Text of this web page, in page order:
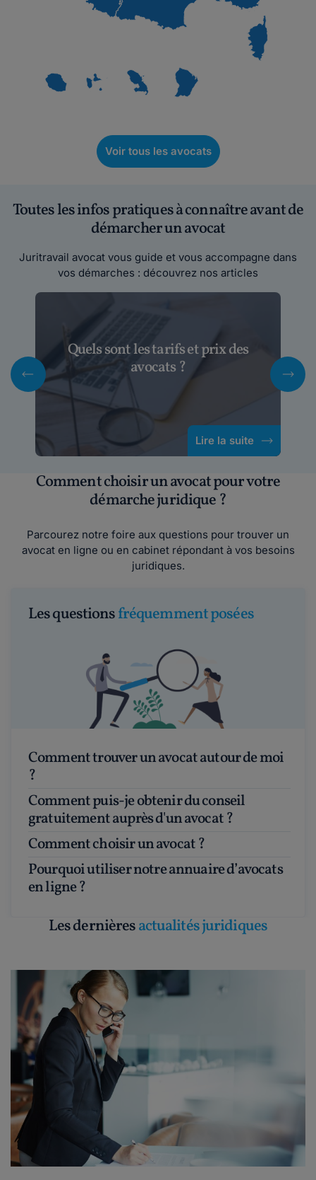
Voir tous les avocats
Toutes les infos pratiques à connaître avant de
démarcher un avocat
Juritravail avocat vous guide et vous accompagne dans
vos démarches : découvrez nos articles
Quels sont les tarifs et prix des
avocats ?
Lire la suite
Comment choisir un avocat pour votre
démarche juridique ?
Parcourez notre foire aux questions pour trouver un
avocat en ligne ou en cabinet répondant à vos besoins
juridiques.
Les questionsfréquemment posées
Comment trouver un avocat autour de moi
?
Comment puis-je obtenir du conseil
gratuitement auprès d'un avocat ?
Comment choisir un avocat ?
Pourquoi utiliser notre annuaire d’avocats
en ligne ?
Les dernièresactualités juridiques